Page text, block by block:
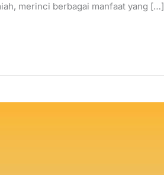
merinci berbagai manfaat yang […]